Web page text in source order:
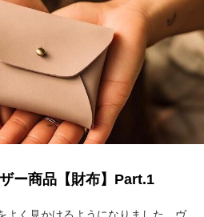
ー商品【財布】Part.1
よく見かけるようになりました。ヴ